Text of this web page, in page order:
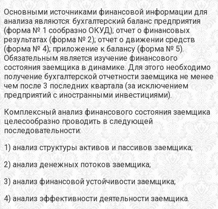
Основными источниками финансовой информации для
анализа являются: бухгалтерский баланс предприятия
(форма № 1 сообразно ОКУД); отчет о финансовых
результатах (форма № 2); отчет о движении средств
(форма № 4); приложение к балансу (форма № 5).
Обязательным является изучение финансового
состояния заемщика в динамике. Для этого необходимо
получение бухгалтерской отчетности заемщика не менее
чем после 3 последних квартала (за исключением
предприятий с иностранными инвестициями).
Комплексный анализ финансового состояния заемщика
целесообразно проводить в следующей
последовательности:
1) анализ структуры активов и пассивов заемщика;
2) анализ денежных потоков заемщика;
3) анализ финансовой устойчивости заемщика;
4) анализ эффективности деятельности заемщика.